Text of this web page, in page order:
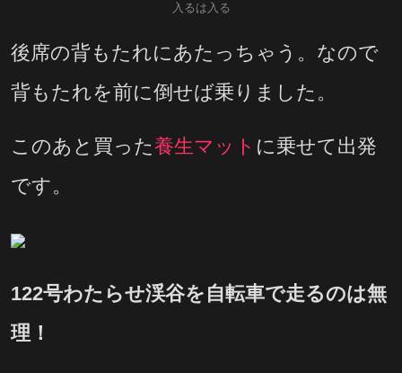
入るは入る
後席の背もたれにあたっちゃう。なので
背もたれを前に倒せば乗りました。
このあと買った養生マット に乗せて出発
です。
122号わたらせ渓谷を自転車で走るのは無
理！